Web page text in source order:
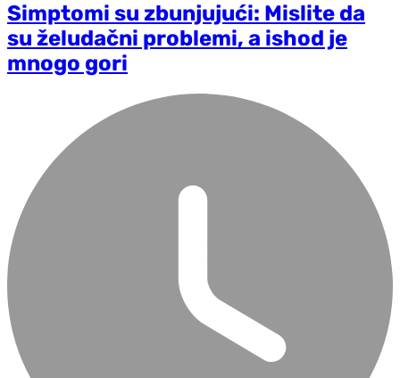
Simptomi su zbunjujući: Mislite da
su želudačni problemi, a ishod je
mnogo gori